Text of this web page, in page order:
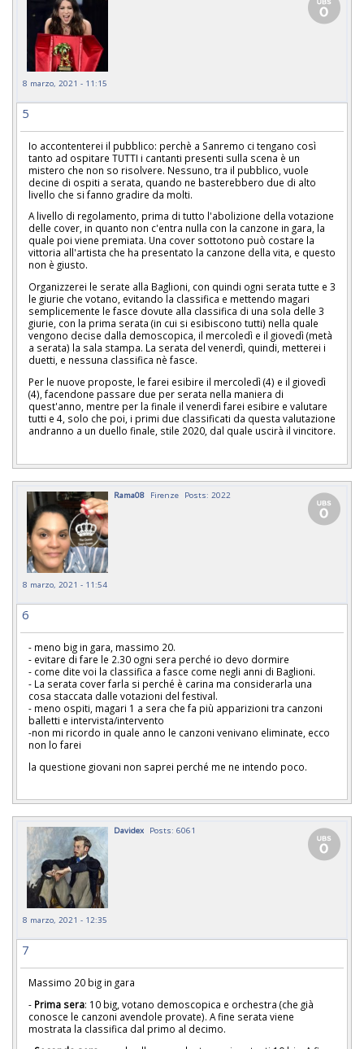
8 marzo, 2021 - 11:15
5
Io accontenterei il pubblico: perchè a Sanremo ci tengano così
tanto ad ospitare TUTTI i cantanti presenti sulla scena è un
mistero che non so risolvere. Nessuno, tra il pubblico, vuole
decine di ospiti a serata, quando ne basterebbero due di alto
livello che si fanno gradire da molti.
A livello di regolamento, prima di tutto l'abolizione della votazione
delle cover, in quanto non c'entra nulla con la canzone in gara, la
quale poi viene premiata. Una cover sottotono può costare la
vittoria all'artista che ha presentato la canzone della vita, e questo
non è giusto.
Organizzerei le serate alla Baglioni, con quindi ogni serata tutte e 3
le giurie che votano, evitando la classifica e mettendo magari
semplicemente le fasce dovute alla classifica di una sola delle 3
giurie, con la prima serata (in cui si esibiscono tutti) nella quale
vengono decise dalla demoscopica, il mercoledì e il giovedì (metà
a serata) la sala stampa. La serata del venerdì, quindi, metterei i
duetti, e nessuna classifica nè fasce.
Per le nuove proposte, le farei esibire il mercoledì (4) e il giovedì
(4), facendone passare due per serata nella maniera di
quest'anno, mentre per la finale il venerdì farei esibire e valutare
tutti e 4, solo che poi, i primi due classificati da questa valutazione
andranno a un duello finale, stile 2020, dal quale uscirà il vincitore.
Rama08 Firenze Posts: 2022
8 marzo, 2021 - 11:54
6
- meno big in gara, massimo 20.
- evitare di fare le 2.30 ogni sera perché io devo dormire
- come dite voi la classifica a fasce come negli anni di Baglioni.
- La serata cover farla si perché è carina ma considerarla una
cosa staccata dalle votazioni del festival.
- meno ospiti, magari 1 a sera che fa più apparizioni tra canzoni
balletti e intervista/intervento
-non mi ricordo in quale anno le canzoni venivano eliminate, ecco
non lo farei
la questione giovani non saprei perché me ne intendo poco.
Davidex Posts: 6061
8 marzo, 2021 - 12:35
7
Massimo 20 big in gara
- Prima sera: 10 big, votano demoscopica e orchestra (che già
conosce le canzoni avendole provate). A fine serata viene
mostrata la classifica dal primo al decimo.